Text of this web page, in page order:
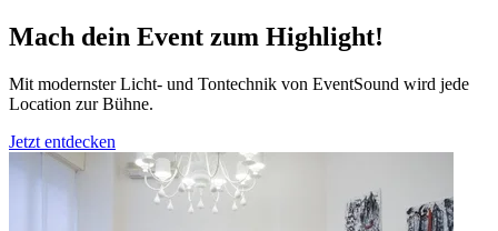
Mach dein Event zum Highlight!
Mit modernster Licht- und Tontechnik von EventSound wird jede
Location zur Bühne.
Jetzt entdecken